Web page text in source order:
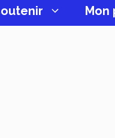
Mon